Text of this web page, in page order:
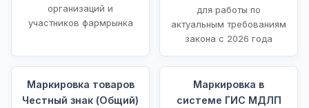
организаций и
участников фармрынка
для работы по
актуальным требованиям
закона с 2026 года
Маркировка товаров
Честный знак (Общий)
Маркировка в
системе ГИС МДЛП